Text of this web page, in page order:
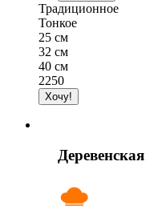
Традиционное
Тонкое
25 см
32 см
40 см
2250
Деревенская